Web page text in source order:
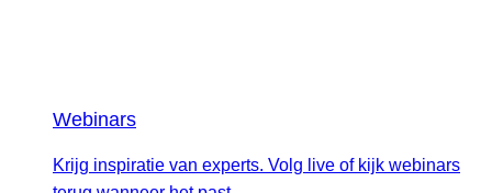
Webinars
Krijg inspiratie van experts. Volg live of kijk webinars